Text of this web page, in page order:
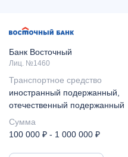
Банк Восточный
Лиц. №1460
Транспортное средство
иностранный подержанный,
отечественный подержанный
Сумма
100 000 ₽ - 1 000 000 ₽